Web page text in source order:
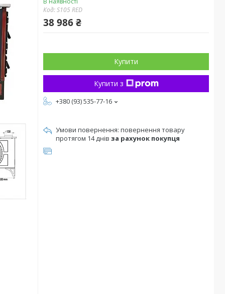
Код:S105 RED
38 986 ₴
Купити
Купити з
+380 (93) 535-77-16
повернення товару
протягом 14 днів за рахунок покупця